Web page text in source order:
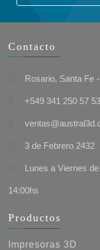
Contacto
Rosario, Santa Fe
+549 341 250 57 53
3 de Febrero 2432
Lunes a Viernes
14:00hs
Productos
Impresoras 3D